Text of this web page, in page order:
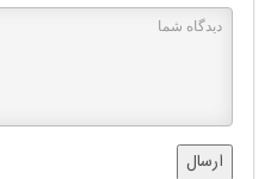
ارسال